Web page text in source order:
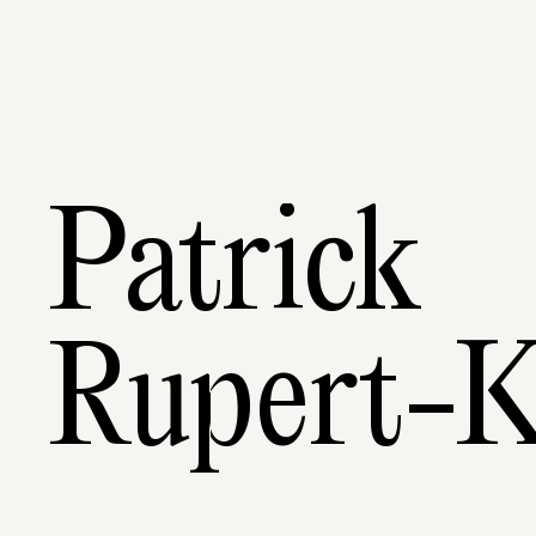
Patrick
Rupert-